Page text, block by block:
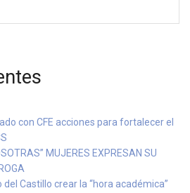
con CFE acciones para fortalecer el
MUJERES EXPRESAN SU
Castillo crear la “hora académica”